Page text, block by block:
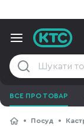
ВСЕ ПРО ТОВАР
Посуд